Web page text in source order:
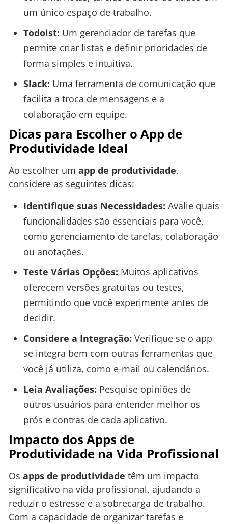
um único espaço de trabalho.
Todoist: Um gerenciador de tarefas que
permite criar listas e definir prioridades de
forma simples e intuitiva.
Slack: Uma ferramenta de comunicação que
facilita a troca de mensagens e a
colaboração em equipe.
Dicas para Escolher o App de
Produtividade Ideal
Ao escolher um app de produtividade,
considere as seguintes dicas:
Identifique suas Necessidades: Avalie quais
funcionalidades são essenciais para você,
como gerenciamento de tarefas, colaboração
ou anotações.
Teste Várias Opções: Muitos aplicativos
oferecem versões gratuitas ou testes,
permitindo que você experimente antes de
decidir.
Considere a Integração: Verifique se o app
se integra bem com outras ferramentas que
você já utiliza, como e-mail ou calendários.
Leia Avaliações: Pesquise opiniões de
outros usuários para entender melhor os
prós e contras de cada aplicativo.
Impacto dos Apps de
Produtividade na Vida Profissional
Os apps de produtividade têm um impacto
significativo na vida profissional, ajudando a
reduzir o estresse e a sobrecarga de trabalho.
Com a capacidade de organizar tarefas e